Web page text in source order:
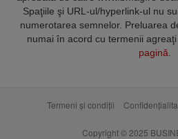
Spaţiile şi URL-ul/hyperlink-ul nu
numerotarea semnelor. Preluarea
numai în acord cu termenii
pagină
Termeni și condiții
Copyright © 2025